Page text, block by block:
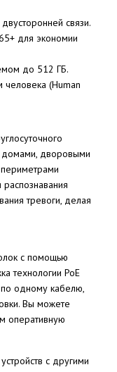
связи.
для экономии
до 512 ГБ.
человека (Human
домами, дворовыми
тревоги, делая
с помощью
технологии PoE
по одному кабелю,
Вы можете
оперативную
с другими